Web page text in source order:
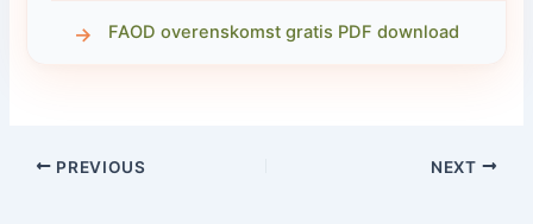
FAOD overenskomst gratis PDF download
PREVIOUS NEXT